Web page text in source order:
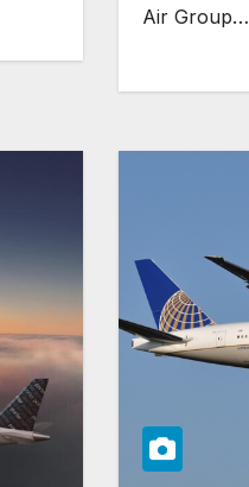
Air Group…